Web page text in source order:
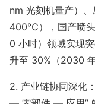
nm 光刻机量产）
400℃），国产喷
0 小时）领域实现
升至 30%（2030 年
2. 产业链协同深化